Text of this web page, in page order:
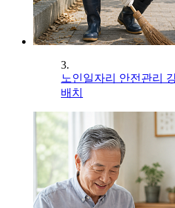
3.
노인일자리 안전관리
배치